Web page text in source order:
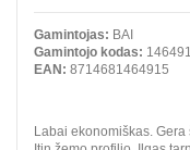
Gamintojas: BAI
Gamintojo kodas: 146491
EAN: 8714681464915
Labai ekonomiškas.